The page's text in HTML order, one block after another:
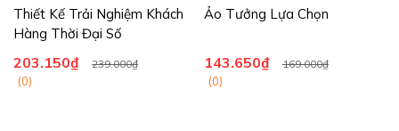
Thiết Kế Trải Nghiệm Khách
Hàng Thời Đại Số
203.150₫ 239.000₫
(0)
Ảo Tưởng Lựa Chọn
143.650₫ 169.000₫
(0)